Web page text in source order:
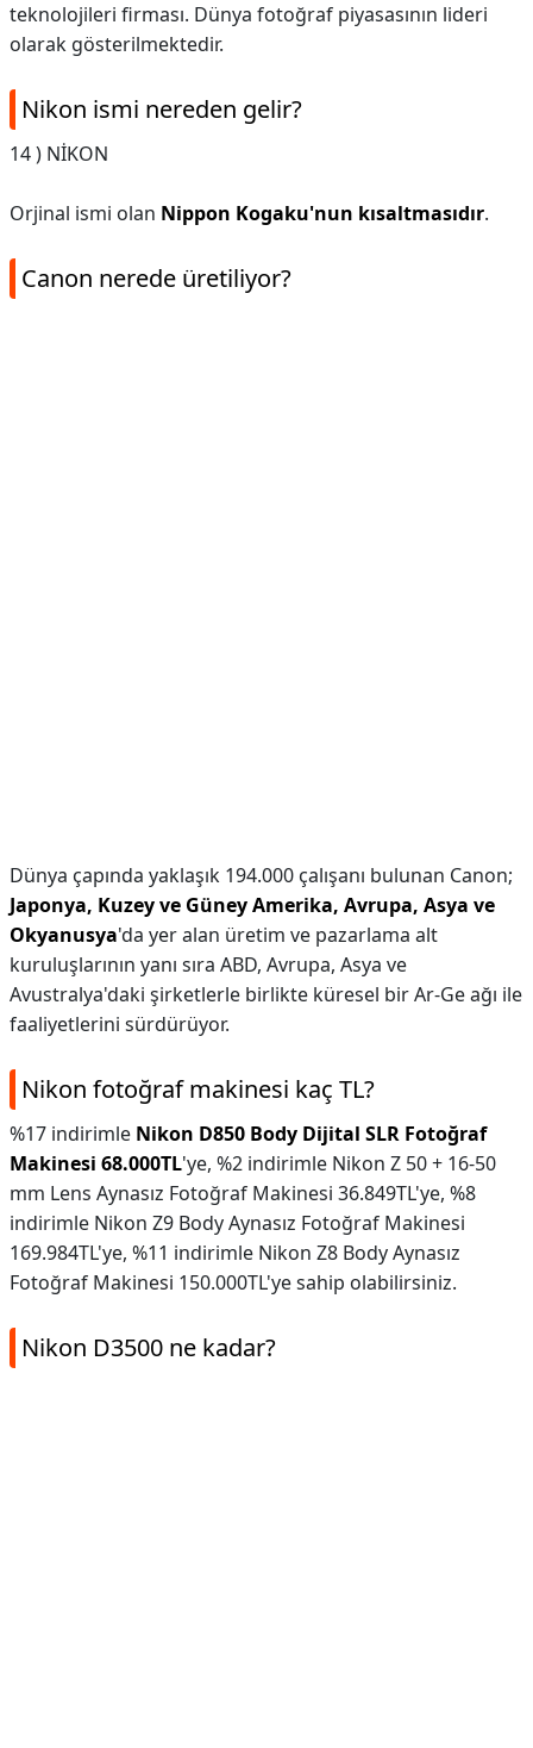
teknolojileri firması. Dünya fotoğraf piyasasının lideri
olarak gösterilmektedir.
Nikon ismi nereden gelir?
14 ) NİKON
Orjinal ismi olan Nippon Kogaku'nun kısaltmasıdır.
Canon nerede üretiliyor?
Dünya çapında yaklaşık 194.000 çalışanı bulunan Canon;
Japonya, Kuzey ve Güney Amerika, Avrupa, Asya ve
Okyanusya'da yer alan üretim ve pazarlama alt
kuruluşlarının yanı sıra ABD, Avrupa, Asya ve
Avustralya'daki şirketlerle birlikte küresel bir Ar-Ge ağı ile
faaliyetlerini sürdürüyor.
Nikon fotoğraf makinesi kaç TL?
%17 indirimle Nikon D850 Body Dijital SLR Fotoğraf
Makinesi 68.000TL'ye, %2 indirimle Nikon Z 50 + 16-50
mm Lens Aynasız Fotoğraf Makinesi 36.849TL'ye, %8
indirimle Nikon Z9 Body Aynasız Fotoğraf Makinesi
169.984TL'ye, %11 indirimle Nikon Z8 Body Aynasız
Fotoğraf Makinesi 150.000TL'ye sahip olabilirsiniz.
Nikon D3500 ne kadar?